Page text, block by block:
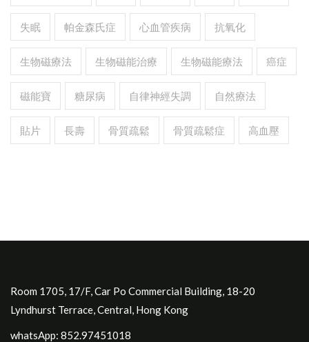
失眠 帕金森氏症 心血管疾病 抗氧化
生物磁療法 生物磁能治療 生物磁能療法 癌症
磁能寶 糖尿病 自律神經失調 自然療法
貼片 長壽 骨質疏鬆 骨質疏鬆症 高血壓
Room 1705, 17/F, Car Po Commercial Building, 18-20
Lyndhurst Terrace, Central, Hong Kong
whatsApp: 852.97451018